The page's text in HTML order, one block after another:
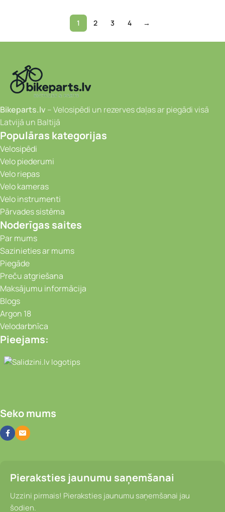
1 2 3 4 →
Bikeparts.lv – Velosipēdi un rezerves daļas ar piegādi visā
Latvijā un Baltijā
Populāras kategorijas
Velosipēdi
Velo piederumi
Velo riepas
Velo kameras
Velo instrumenti
Pārvades sistēma
Noderīgas saites
Par mums
Sazinieties ar mums
Piegāde
Preču atgriešana
Maksājumu informācija
Blogs
Argon 18
Velodarbnīca
Pieejams:
Video novērošanas kameras, Portatīvie
Seko mums
Pieraksties jaunumu saņemšanai
Uzzini pirmais! Pieraksties jaunumu saņemšanai jau
šodien.